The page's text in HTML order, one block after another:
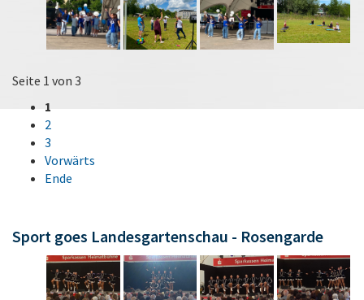
Seite 1 von 3
1
2
3
Vorwärts
Ende
Sport goes Landesgartenschau - Rosengarde